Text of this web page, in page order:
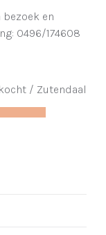
bezoek en
0496/174608